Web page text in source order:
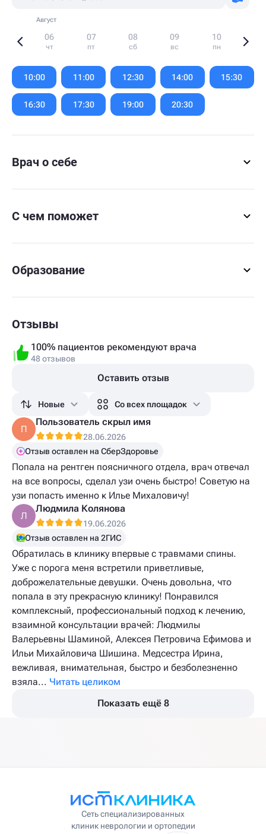
Август
06
чт
07
пт
08
сб
09
вс
10
пн
of
10:00 11:00 12:30 14:00 15:30
16:30 17:30 19:00 20:30
Врач о себе
С чем поможет
Образование
Отзывы
100% пациентов рекомендуют врача
48 отзывов
Оставить отзыв
Новые Со всех площадок
П
Пользователь скрыл имя
28.06.2026
Отзыв оставлен на СберЗдоровье
Попала на рентген поясничного отдела, врач отвечал
на все вопросы, сделал узи очень быстро! Советую на
узи попасть именно к Илье Михаловичу!
Л
Людмила Колянова
19.06.2026
Отзыв оставлен на 2ГИС
Обратилась в клинику впервые с травмами спины.
Уже с порога меня встретили приветливые,
доброжелательные девушки. Очень довольна, что
попала в эту прекрасную клинику! Понравился
комплексный, профессиональный подход к лечению,
взаимной консультации врачей: Людмилы
Валерьевны Шаминой, Алексея Петровича Ефимова и
Ильи Михайловича Шишина. Медсестра Ирина,
вежливая, внимательная, быстро и безболезненно
взяла... Читать целиком
Показать ещё 8
Сеть специализированных
клиник неврологии и ортопедии